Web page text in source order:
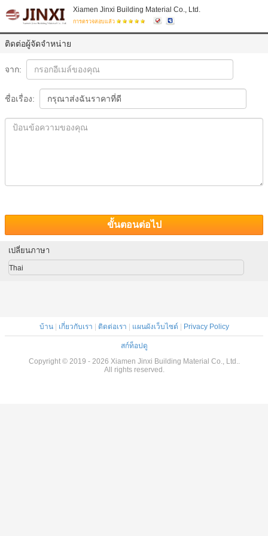
Xiamen Jinxi Building Material Co., Ltd.
การตรวจสอบแล้ว
ติดต่อผู้จัดจำหน่าย
จาก:
ชื่อเรื่อง:
ขั้นตอนต่อไป
เปลี่ยนภาษา
Thai
บ้าน| เกี่ยวกับเรา ติดต่อเรา แผนผังเว็บไซต์ Privacy Policy
สก์ท็อปดู
Copyright © 2019 - 2026 Xiamen Jinxi Building Material Co., Ltd..
All rights reserved.